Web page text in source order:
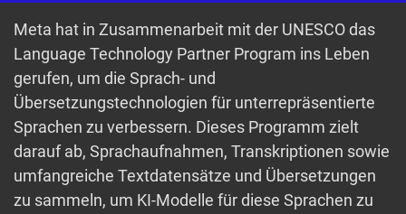
Meta hat in Zusammenarbeit mit der UNESCO das
Language Technology Partner Program ins Leben
gerufen, um die Sprach- und
Übersetzungstechnologien für unterrepräsentierte
Sprachen zu verbessern. Dieses Programm zielt
darauf ab, Sprachaufnahmen, Transkriptionen sowie
umfangreiche Textdatensätze und Übersetzungen
zu sammeln, um KI-Modelle für diese Sprachen zu